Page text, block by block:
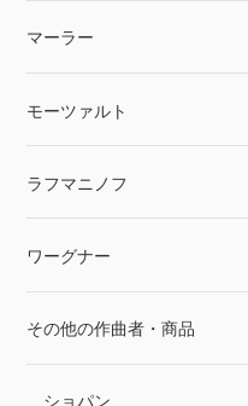
マーラー
モーツァルト
ラフマニノフ
ワーグナー
その他の作曲者・商品
ショパン